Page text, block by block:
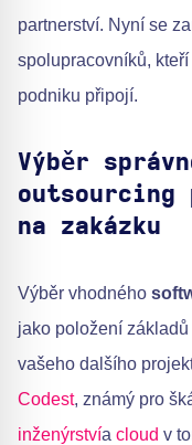
partnerství. Nyní se
spolupracovníků,
podniku připojí.
Výběr
outsourcing
na zakázku
Výběr vhodného
jako položení
vašeho dalšího
Codest, známý pro
inženýrstvía cloud v